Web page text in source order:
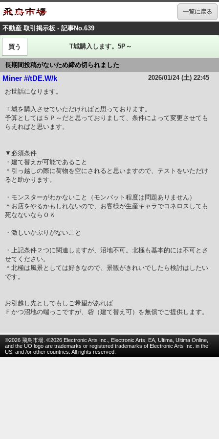
一覧に戻る
不動産 取引掲示板 - 記事No.639
買う T城購入します。5P～
長期間投稿がないため締め切られました
Miner #/tDE.W/k
2026/01/24 (土) 22:45
お世話になります。
Ｔ城を購入させていただければと思っております。
予算としては５Ｐ～だと思っておりまして、条件によって変更させても
らえればと思います。
▼必須条件
・建て替えが可能であること
＊引っ越しの際に荷物を空にされると思いますので、テストをいただけ
ると助かります。
・モンスターがわかないこと（モンバット程度は問題ありません）
＊お店をやるかもしれないので、お客様が生産キャラでコネロスしても
死なないならＯＫ
・激しいかぶりがないこと
・上記条件２つに関連しますが、沼地不可。北極も基本的には不可とさ
せてください。
＊北極は風景としては好きなので、景観がきれいでしたら検討はしたい
です。
お引越し先としてもしご希望があれば
Ｆかつ沼地の端っこですが、砦（建て替え可）を無償でご提供します。
©2026 飛鳥市場. ©2026 Electronic Arts Inc., Electronic Arts, EA, Ultima, Ultima Online,
and the UO logo are trademarks or registered trademarks of Electronic Arts Inc. in the
US, and /or other countries. All rights reserved.